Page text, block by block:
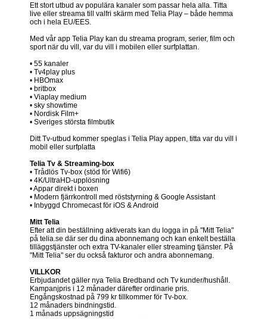
Ett stort utbud av populära kanaler som passar hela alla. Titta
live eller streama till valfri skärm med Telia Play – både hemma
och i hela EU/EES.
Med vår app Telia Play kan du streama program, serier, film och
sport när du vill, var du vill i mobilen eller surfplattan.
• 55 kanaler
• Tv4play plus
• HBOmax
• britbox
• Viaplay medium
• sky showtime
• Nordisk Film+
• Sveriges största filmbutik
Ditt Tv-utbud kommer speglas i Telia Play appen, titta var du vill i
mobil eller surfplatta
Telia Tv & Streaming-box
• Trådlös Tv-box (stöd för Wifi6)
• 4K/UltraHD-upplösning
• Appar direkt i boxen
• Modern fjärrkontroll med röststyrning & Google Assistant
• Inbyggd Chromecast för iOS & Android
Mitt Telia
Efter att din beställning aktiverats kan du logga in på "Mitt Telia"
på telia.se där ser du dina abonnemang och kan enkelt beställa
tilläggstjänster och extra TV-kanaler eller streaming tjänster. På
"Mitt Telia" ser du också fakturor och andra abonnemang.
VILLKOR
Erbjudandet gäller nya Telia Bredband och Tv kunder/hushåll.
Kampanjpris i 12 månader därefter ordinarie pris.
Engångskostnad på 799 kr tillkommer för Tv-box.
12 månaders bindningstid.
1 månads uppsägningstid